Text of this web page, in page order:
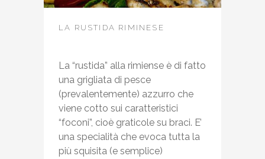
LA RUSTIDA RIMINESE
La “rustida” alla rimiense è di fatto
una grigliata di pesce
(prevalentemente) azzurro che
viene cotto sui caratteristici
“foconi”, cioè graticole su braci. E’
una specialità che evoca tutta la
più squisita (e semplice)